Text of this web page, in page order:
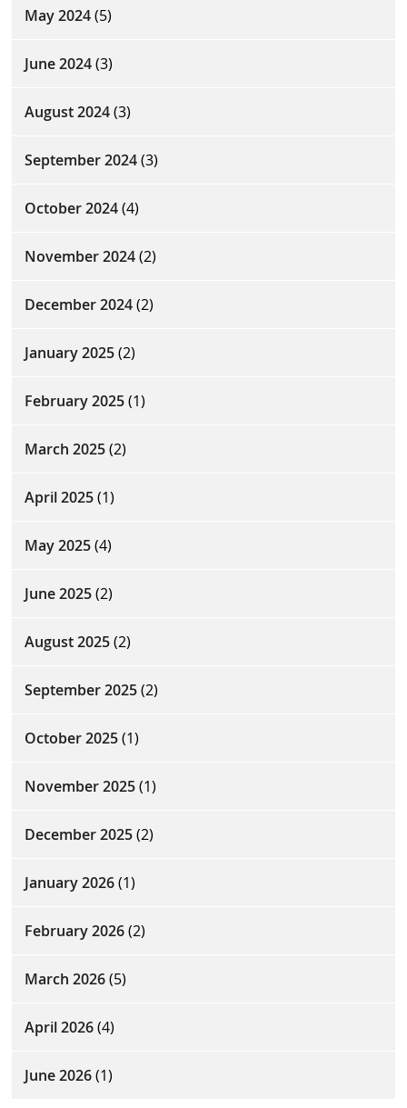
May 2024(5)
June 2024(3)
August 2024(3)
September 2024(3)
October 2024(4)
November 2024(2)
December 2024(2)
January 2025(2)
February 2025(1)
March 2025(2)
April 2025(1)
May 2025(4)
June 2025(2)
August 2025(2)
September 2025(2)
October 2025(1)
November 2025(1)
December 2025(2)
January 2026(1)
February 2026(2)
March 2026(5)
April 2026(4)
June 2026(1)